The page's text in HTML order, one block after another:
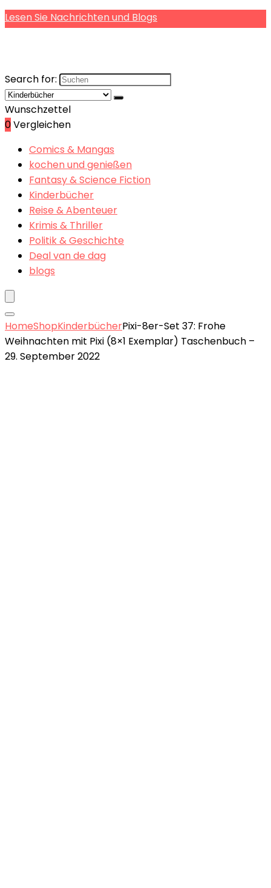
Lesen Sie Nachrichten und Blogs
Search for:
Wunschzettel
0Vergleichen
Comics & Mangas
kochen und genießen
Fantasy & Science Fiction
Kinderbücher
Reise & Abenteuer
Krimis & Thriller
Politik & Geschichte
Deal van de dag
blogs
HomeShopKinderbücherPixi-8er-Set 37: Frohe
Weihnachten mit Pixi (8×1 Exemplar) Taschenbuch –
29. September 2022